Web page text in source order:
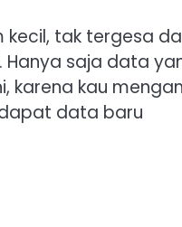
kecil, tak tergesa
Hanya saja data
karena kau
data baru